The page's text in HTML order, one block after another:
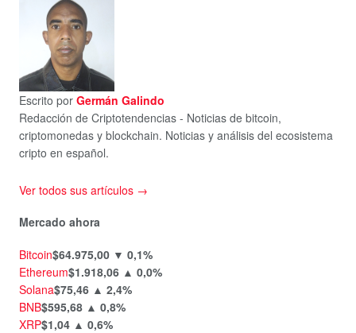
Escrito por Germán Galindo
Redacción de Criptotendencias - Noticias de bitcoin,
criptomonedas y blockchain. Noticias y análisis del ecosistema
cripto en español.
Ver todos sus artículos →
Mercado ahora
Bitcoin$64.975,00 ▼ 0,1%
Ethereum$1.918,06 ▲ 0,0%
Solana$75,46 ▲ 2,4%
BNB$595,68 ▲ 0,8%
XRP$1,04 ▲ 0,6%